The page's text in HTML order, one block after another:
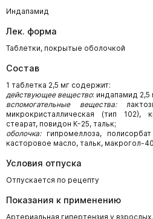
Индапамид
Лек. форма
Таблетки, покрытые оболочкой
Состав
1 таблетка 2,5 мг содержит:
действующее вещество: индапамид 2,5
вспомогательные вещества:
микрокристаллическая (тип 102),
стеарат, повидон К-25, тальк;
оболочка:гипромеллоза,
касторовое масло, тальк, макрогол-
Условия отпуска
Отпускается по рецепту
Показания к применению
Артериальная гипертензия у взрослых.